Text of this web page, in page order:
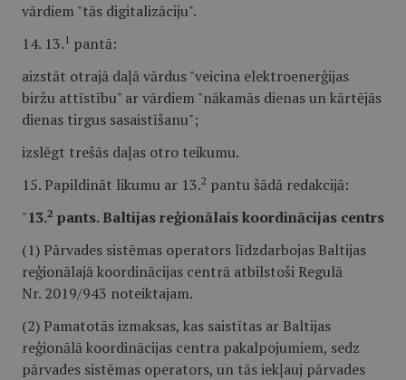
vārdiem "tās digitalizāciju".
14. 13. 1 pantā:
aizstāt otrajā daļā vārdus "veicina elektroenerģijas
biržu attīstību" ar vārdiem "nākamās dienas un kārtējās
dienas tirgus sasaistīšanu";
izslēgt trešās daļas otro teikumu.
15. Papildināt likumu ar 13.2 pantu šādā redakcijā:
"13.2 pants. Baltijas reģionālais koordinācijas centrs
(1) Pārvades sistēmas operators līdzdarbojas Baltijas
reģionālajā koordinācijas centrā atbilstoši Regulā
Nr. 2019/943 noteiktajam.
(2) Pamatotās izmaksas, kas saistītas ar Baltijas
reģionālā koordinācijas centra pakalpojumiem, sedz
pārvades sistēmas operators, un tās iekļauj pārvades